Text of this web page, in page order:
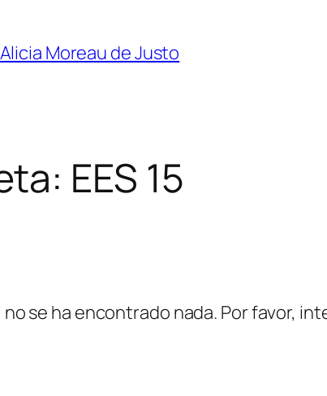
Alicia Moreau de Justo
EES 15
se ha encontrado nada. Por favor,